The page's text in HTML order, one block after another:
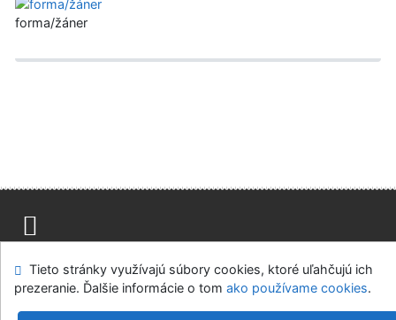
forma/žáner
Modul OpenSearch
Napíšte nám Nastavenie cookies
Tieto stránky využívajú súbory cookies, ktoré uľahčujú ich
prezeranie. Ďalšie informácie o tom ako používame cookies.